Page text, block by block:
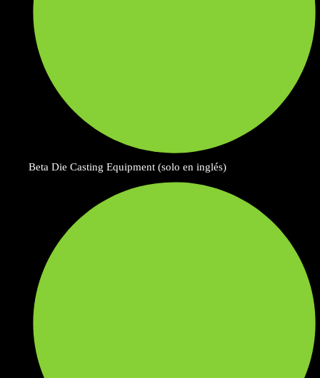
Beta Die Casting Equipment (solo en inglés)